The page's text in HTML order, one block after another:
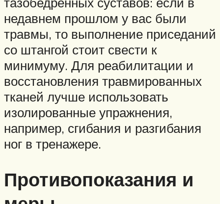
недавнем прошлом у вас были
травмы, то выполнение приседаний
со штангой стоит свести к
минимуму. Для реабилитации и
восстановления травмированных
тканей лучше использовать
изолированные упражнения,
например, сгибания и разгибания
ног в тренажере.
Противопоказания и